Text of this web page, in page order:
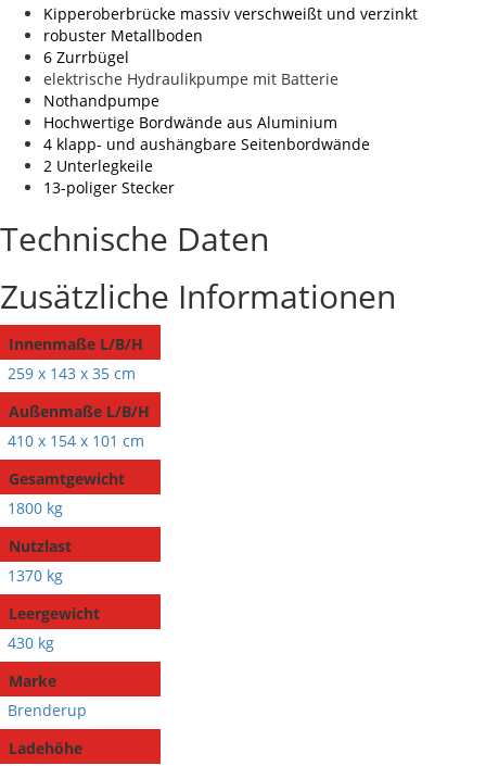
Kipperoberbrücke massiv verschweißt und verzinkt
robuster Metallboden
6 Zurrbügel
elektrische Hydraulikpumpe mit Batterie
Nothandpumpe
Hochwertige Bordwände aus Aluminium
4 klapp- und aushängbare Seitenbordwände
2 Unterlegkeile
13-poliger Stecker
Technische Daten
Zusätzliche Informationen
Innenmaße L/B/H
259 x 143 x 35 cm
Außenmaße L/B/H
410 x 154 x 101 cm
Gesamtgewicht
1800 kg
Nutzlast
1370 kg
Leergewicht
430 kg
Marke
Brenderup
Ladehöhe